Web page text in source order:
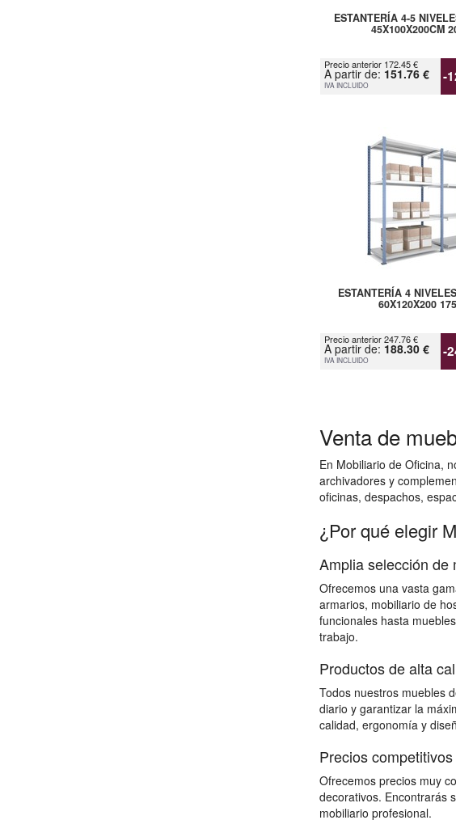
ESTANTERÍA 4-5
45X100X200CM
Precio anterior 172.45 €
A partir de: 151.76 €
IVA INCLUIDO -
ESTANTERÍA 4
60X120X200
Precio anterior 247.76 €
A partir de: 188.30 €
IVA INCLUIDO -
Venta de
En Mobiliario de Oficina,
archivadores y
oficinas, despachos,
¿Por qué elegir
Amplia selección de
Ofrecemos una vasta
armarios, mobiliario de
funcionales hasta
trabajo.
Productos de alta
Todos nuestros muebles
diario y garantizar la
calidad, ergonomía y
Precios competitivos
Ofrecemos precios muy
decorativos. Encontrarás
mobiliario profesional.